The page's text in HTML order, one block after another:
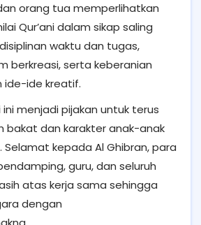
orang tua memperlihatkan
Qur’ani dalam sikap saling
waktu dan tugas,
berkreasi, serta keberanian
ide-ide kreatif.
menjadi pijakan untuk terus
bakat dan karakter anak-anak
Selamat kepada Al Ghibran, para
guru, dan seluruh
atas kerja sama sehingga
dengan